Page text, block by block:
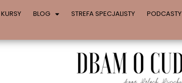
KURSY BLOG STREFA SPECJALISTY PODCASTY